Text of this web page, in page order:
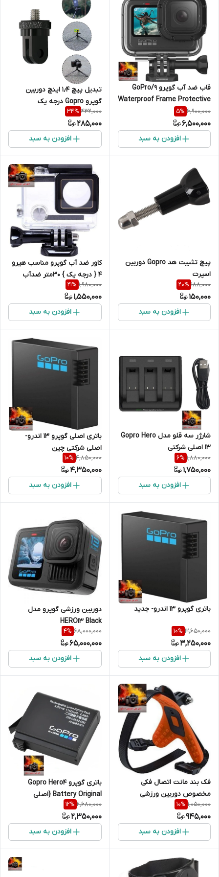
قاب ضد آب گوپرو 9/GoPro
Waterproof Frame Protective
اصلی شرکت چین پیچ دار}
6,900,000
5%
6,500,000
افزودن به سبد
تبدیل پیچ ۱٫۴ اینچ دوربین
گوپرو Gopro درجه یک
432,000
34%
285,000
افزودن به سبد
پیچ تثبیت هد Gopro دوربین
اسپرت
188,000
20%
150,000
افزودن به سبد
کاور ضد آب گوپرو مناسب هیرو
۴ { درجه یک } 30متر ضدآب
و3مترضدضربه
1,980,000
21%
1,550,000
افزودن به سبد
شارژر سه قلو مدل Gopro Hero
13 اصلی شرکتی
1,880,000
6%
1,750,000
افزودن به سبد
باتری اصلی گوپرو 13 اندرو-
اصلی شرکتی چین
4,850,000
10%
4,350,000
افزودن به سبد
باتری گوپرو 13 اندرو- جدید
3,650,000
10%
3,250,000
افزودن به سبد
دوربین ورزشی گوپرو مدل
HERO13 Black
68,000,000
4%
65,000,000
افزودن به سبد
فک بند مانت اتصال فکی
مخصوص دوربین ورزشی
1,050,000
10%
945,000
افزودن به سبد
باتری گوپرو Gopro Hero4
Battery Original {اصلی
اورجینال شرکتی }
2,680,000
12%
2,350,000
افزودن به سبد